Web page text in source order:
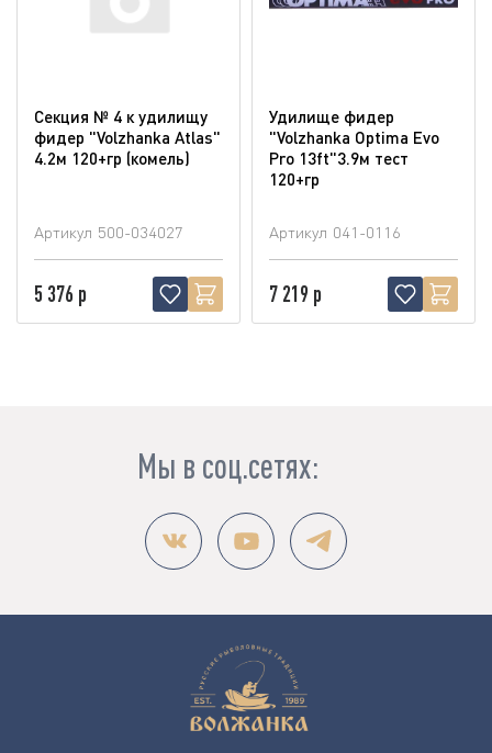
Секция № 4 к удилищу
фидер "Volzhanka Atlas"
4.2м 120+гр (комель)
Артикул 500-034027
5 376 р
Удилище фидер
"Volzhanka Optima Evo
Pro 13ft"3.9м тест
120+гр
Артикул 041-0116
7 219 р
Мы в соц.сетях: